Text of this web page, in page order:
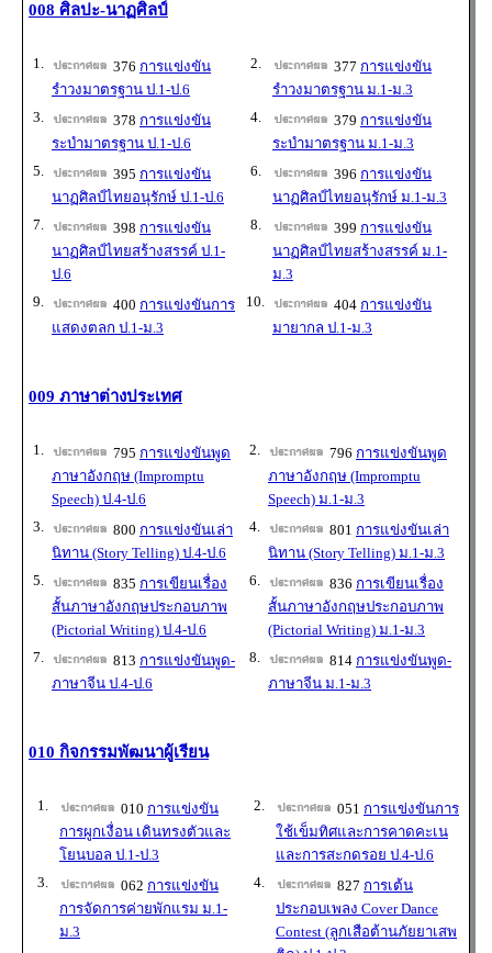
008 ศิลปะ-นาฏศิลป์
1. 376 การแข่งขัน
รำวงมาตรฐาน ป.1-ป.6
2. 377 การแข่งขัน
รำวงมาตรฐาน ม.1-ม.3
3.
378 การแข่งขัน
ระบำมาตรฐาน ป.1-ป.6
4. 379 การแข่งขัน
ระบำมาตรฐาน ม.1-ม.3
5.
395 การแข่งขัน
นาฏศิลป์ไทยอนุรักษ์ ป.1-ป.6
6. 396 การแข่งขัน
นาฏศิลป์ไทยอนุรักษ์ ม.1-ม.3
7.
398 การแข่งขัน
นาฏศิลป์ไทยสร้างสรรค์ ป.1-
ป.6
8. 399 การแข่งขัน
นาฏศิลป์ไทยสร้างสรรค์ ม.1-
ม.3
9.
400 การแข่งขันการ
แสดงตลก ป.1-ม.3
10. 404 การแข่งขัน
มายากล ป.1-ม.3
009 ภาษาต่างประเทศ
1. 795 การแข่งขันพูด
ภาษาอังกฤษ (Impromptu
Speech) ป.4-ป.6
2. 796 การแข่งขันพูด
ภาษาอังกฤษ (Impromptu
Speech) ม.1-ม.3
3.
800 การแข่งขันเล่า
นิทาน (Story Telling) ป.4-ป.6
4. 801 การแข่งขันเล่า
นิทาน (Story Telling) ม.1-ม.3
5.
835 การเขียนเรื่อง
สั้นภาษาอังกฤษประกอบภาพ
(Pictorial Writing) ป.4-ป.6
6. 836 การเขียนเรื่อง
สั้นภาษาอังกฤษประกอบภาพ
(Pictorial Writing) ม.1-ม.3
7.
813 การแข่งขันพูด-
ภาษาจีน ป.4-ป.6
8. 814 การแข่งขันพูด-
ภาษาจีน ม.1-ม.3
010 กิจกรรมพัฒนาผู้เรียน
1. 010 การแข่งขัน
การผูกเงื่อน เดินทรงตัวและ
โยนบอล ป.1-ป.3
2. 051 การแข่งขันการ
ใช้เข็มทิศและการคาดคะเน
และการสะกดรอย ป.4-ป.6
3.
062 การแข่งขัน
การจัดการค่ายพักแรม ม.1-
ม.3
4. 827 การเต้น
ประกอบเพลง Cover Dance
Contest (ลูกเสือต้านภัยยาเสพ